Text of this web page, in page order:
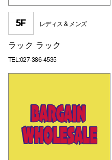
5F レディス & メンズ
ラック ラック
TEL:027-386-4535